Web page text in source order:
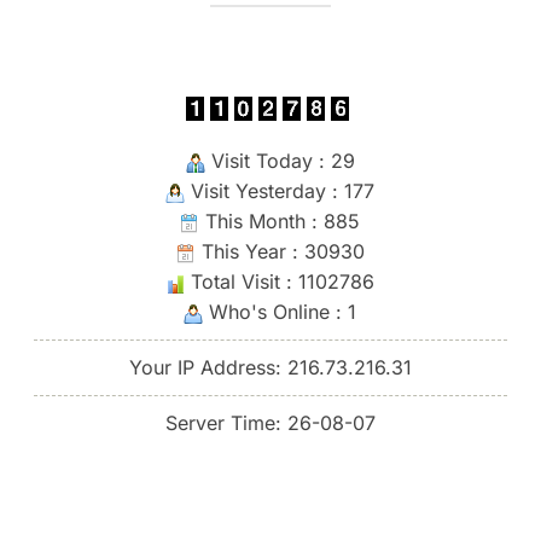
Visit Today : 29
Visit Yesterday : 177
This Month : 885
This Year : 30930
Total Visit : 1102786
Who's Online : 1
Your IP Address: 216.73.216.31
Server Time: 26-08-07